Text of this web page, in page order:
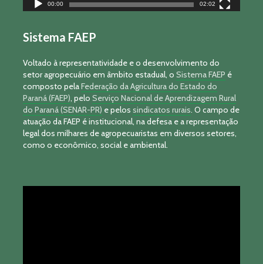
00:00 02:02
Sistema FAEP
Voltado à representatividade e o desenvolvimento do
setor agropecuário em âmbito estadual, o Sistema FAEP é
composto pelaFederação da Agricultura do Estado do
Paraná (FAEP), pelo Serviço Nacional de Aprendizagem Rural
do Paraná (SENAR-PR) e pelos sindicatos rurais. O campo de
atuação da FAEP é institucional, na defesa e a representação
legal dos milhares de agropecuaristas em diversos setores,
como o econômico, social e ambiental.